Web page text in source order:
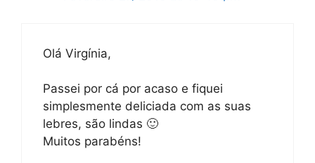
Olá Virgínia,
Passei por cá por acaso e fiquei
simplesmente deliciada com as suas
lebres, são lindas 🙂
Muitos parabéns!